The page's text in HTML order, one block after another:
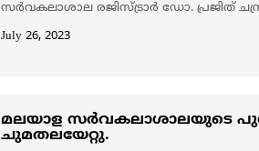
സർവകലാശാല രജിസ്ട്രാർ ഡോ. പ്രജിത്
July 26, 2023
മലയാള സർവകലാശാലയുടെ
ചുമതലയേറ്റു.